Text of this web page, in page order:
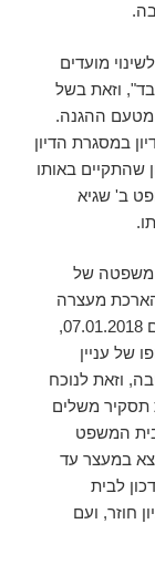
לשינוי מועדים
וזאת בשל
מטעם ההגנה.
במסגרת הדיון
במסגרת הדיון שהתקיים באותו
כב' השופט ב' שגיא
משפטה של
מעצרה
בתשעים ימים נוספים. במסגרת החלטתי, מיום 07.01.2018,
של עניין
וזאת לנוכח
תסקיר משלים
המשפט
במעצר עד
לבית
חוזר, ועם